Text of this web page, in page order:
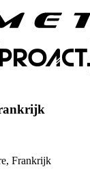
Frankrijk